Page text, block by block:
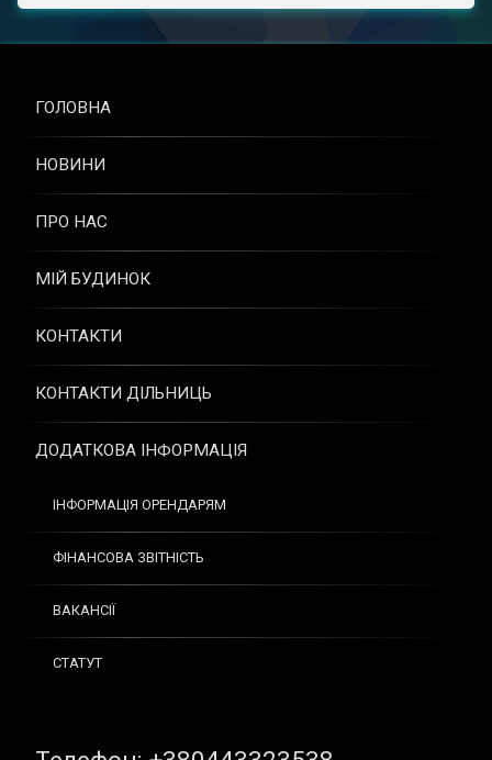
ГОЛОВНА
НОВИНИ
ПРО НАС
МІЙ БУДИНОК
КОНТАКТИ
КОНТАКТИ ДІЛЬНИЦЬ
ДОДАТКОВА ІНФОРМАЦІЯ
ІНФОРМАЦІЯ ОРЕНДАРЯМ
ФІНАНСОВА ЗВІТНІСТЬ
ВАКАНСІЇ
СТАТУТ